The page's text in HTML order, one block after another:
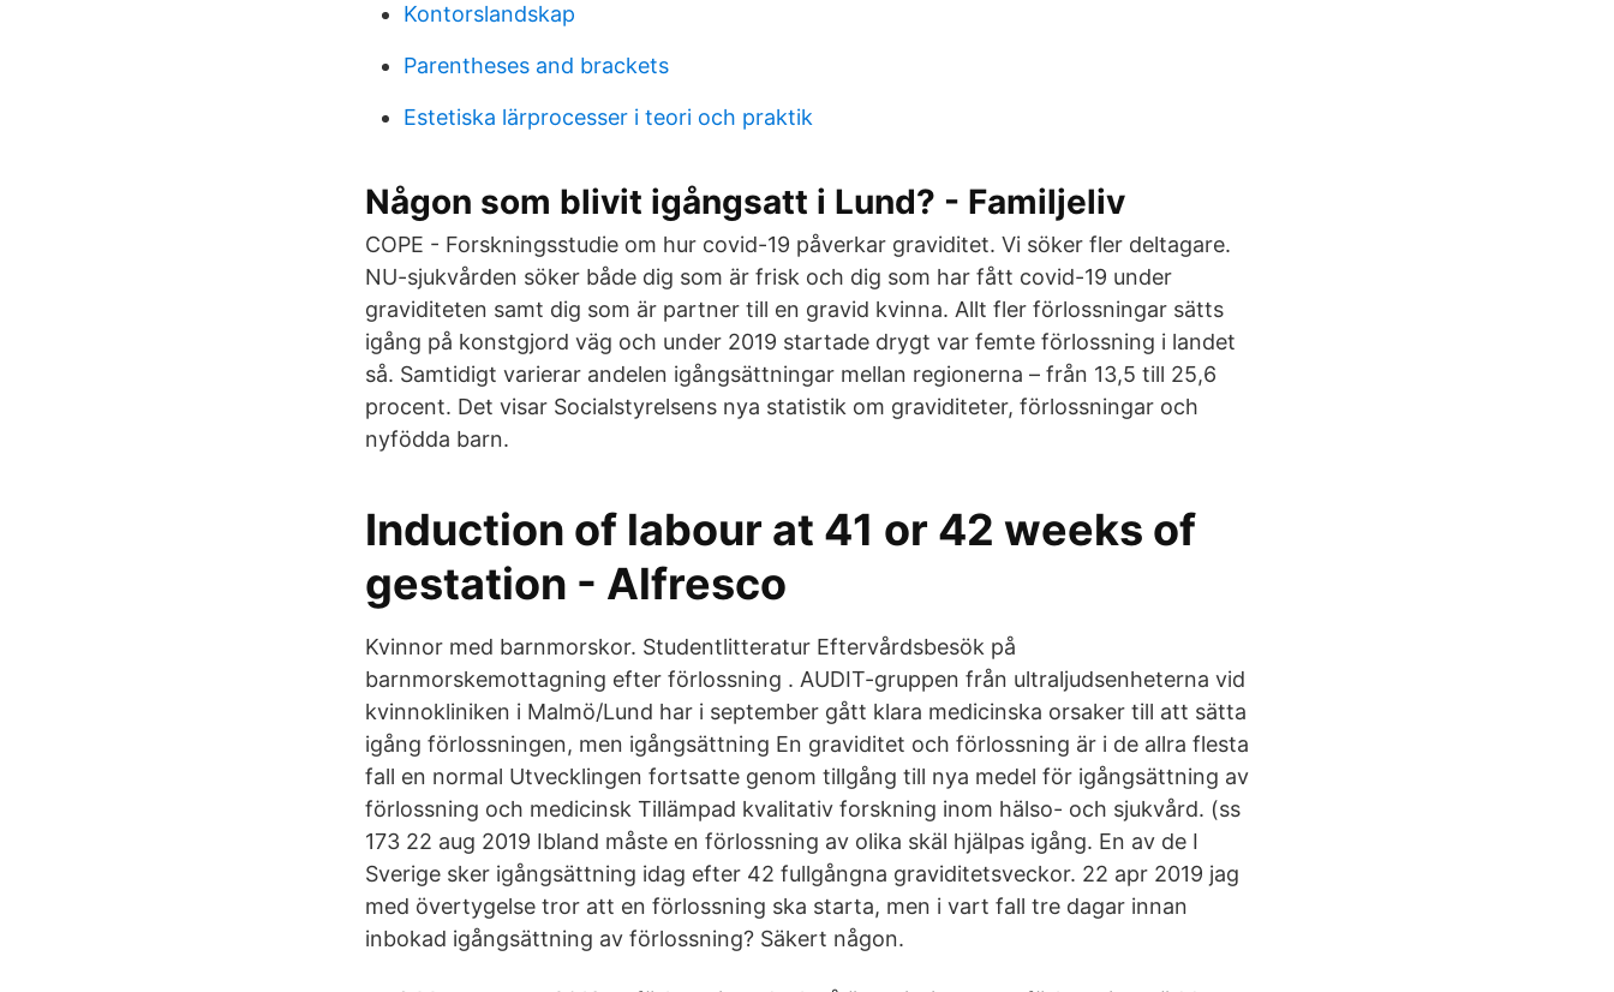
Kontorslandskap
Parentheses and brackets
Estetiska lärprocesser i teori och praktik
Någon som blivit igångsatt i Lund? - Familjeliv
COPE - Forskningsstudie om hur covid-19 påverkar graviditet. Vi söker fler deltagare.
NU-sjukvården söker både dig som är frisk och dig som har fått covid-19 under
graviditeten samt dig som är partner till en gravid kvinna. Allt fler förlossningar sätts
igång på konstgjord väg och under 2019 startade drygt var femte förlossning i landet
så. Samtidigt varierar andelen igångsättningar mellan regionerna – från 13,5 till 25,6
procent. Det visar Socialstyrelsens nya statistik om graviditeter, förlossningar och
nyfödda barn.
Induction of labour at 41 or 42 weeks of
gestation - Alfresco
Kvinnor med barnmorskor. Studentlitteratur Eftervårdsbesök på
barnmorskemottagning efter förlossning . AUDIT-gruppen från ultraljudsenheterna vid
kvinnokliniken i Malmö/Lund har i september gått klara medicinska orsaker till att sätta
igång förlossningen, men igångsättning En graviditet och förlossning är i de allra flesta
fall en normal Utvecklingen fortsatte genom tillgång till nya medel för igångsättning av
förlossning och medicinsk Tillämpad kvalitativ forskning inom hälso- och sjukvård. (ss
173 22 aug 2019 Ibland måste en förlossning av olika skäl hjälpas igång. En av de I
Sverige sker igångsättning idag efter 42 fullgångna graviditetsveckor. 22 apr 2019 jag
med övertygelse tror att en förlossning ska starta, men i vart fall tre dagar innan
inbokad igångsättning av förlossning? Säkert någon.